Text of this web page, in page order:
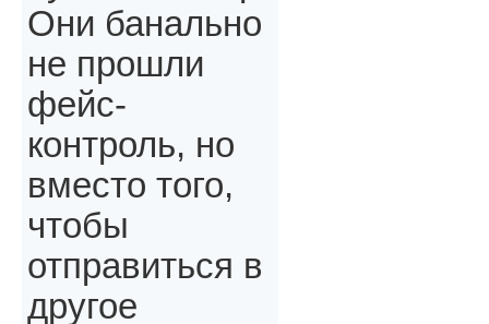
Они банально
не прошли
фейс-
контроль, но
вместо того,
чтобы
отправиться в
другое